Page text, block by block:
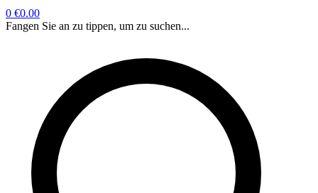
0 €0.00
Fangen Sie an zu tippen, um zu suchen...